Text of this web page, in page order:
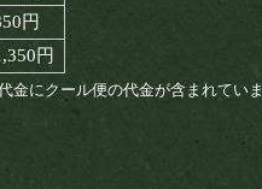
円
円
にクール便の代金が含まれていま